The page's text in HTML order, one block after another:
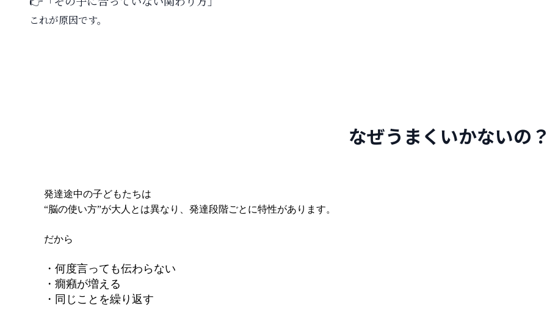
これが原因です。
なぜうまくいかないの
発達途中の子どもたちは
“脳の使い方”が大人とは異なり、発達段階ごとに特性があります。
だから
・何度言っても伝わらない
・癇癪が増える
・同じことを繰り返す